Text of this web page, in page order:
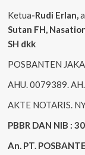
Ketua-Rudi Erlan,
Sutan FH,
SH dkk
POSBANTEN
AHU. 0079389.
AKTE NOTARIS.
PBBR DAN NIB :
An. PT.